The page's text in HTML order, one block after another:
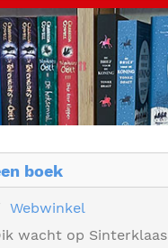
boek
Webwinkel
wacht op Sinterklaas